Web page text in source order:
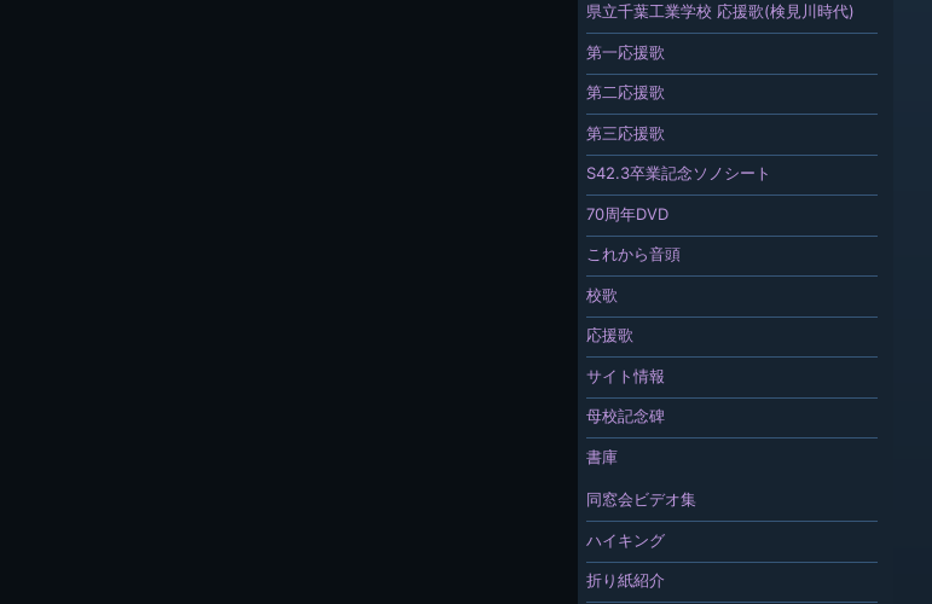
県立千葉工業学校 応援歌(検見川時代)
第一応援歌
第二応援歌
第三応援歌
S42.3卒業記念ソノシート
70周年DVD
これから音頭
校歌
応援歌
サイト情報
母校記念碑
書庫
同窓会ビデオ集
ハイキング
折り紙紹介